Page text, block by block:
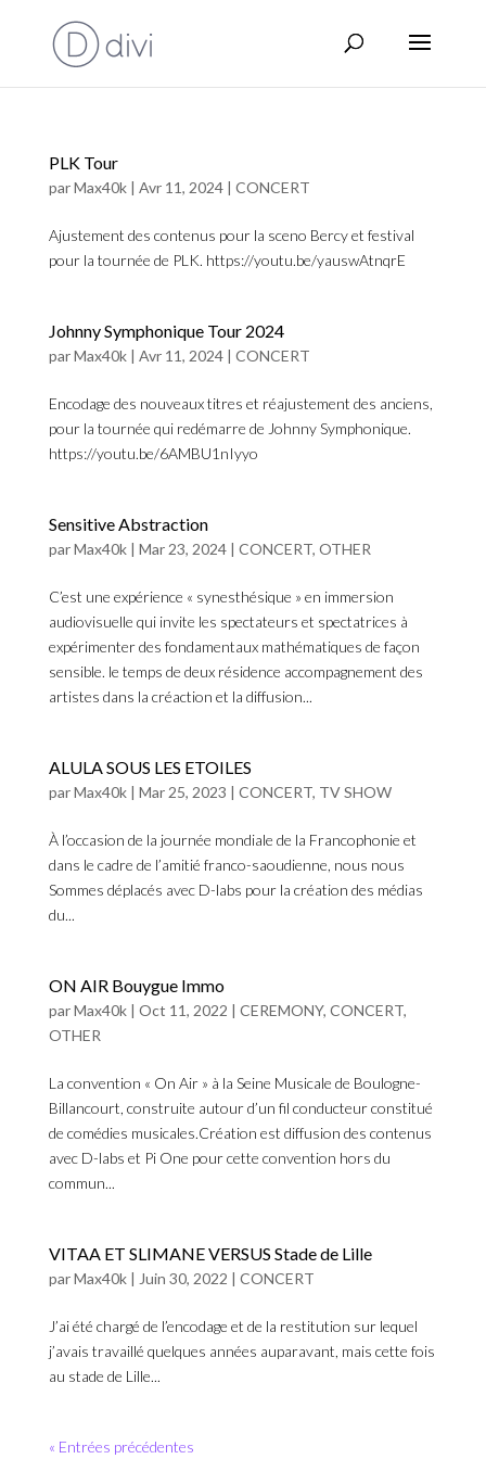
PLK Tour
parMax40k| Avr 11, 2024| CONCERT
Ajustement des contenus pour la sceno Bercy et festival
pour la tournée de PLK. https://youtu.be/yauswAtnqrE
Johnny Symphonique Tour 2024
parMax40k| Avr 11, 2024| CONCERT
Encodage des nouveaux titres et réajustement des anciens,
pour la tournée qui redémarre de Johnny Symphonique.
https://youtu.be/6AMBU1nIyyo
Sensitive Abstraction
parMax40k| Mar 23, 2024| CONCERT, OTHER
C’est une expérience « synesthésique » en immersion
audiovisuelle qui invite les spectateurs et spectatrices à
expérimenter des fondamentaux mathématiques de façon
sensible. le temps de deux résidence accompagnement des
artistes dans la créaction et la diffusion...
ALULA SOUS LES ETOILES
parMax40k| Mar 25, 2023 | CONCERT, TV SHOW
À l’occasion de la journée mondiale de la Francophonie et
dans le cadre de l’amitié franco-saoudienne, nous nous
Sommes déplacés avec D-labs pour la création des médias
du...
ON AIR Bouygue Immo
parMax40k| Oct 11, 2022 | CEREMONY, CONCERT,
OTHER
La convention « On Air » à la Seine Musicale de Boulogne-
Billancourt, construite autour d’un fil conducteur constitué
de comédies musicales.Création est diffusion des contenus
avec D-labs et Pi One pour cette convention hors du
commun...
VITAA ET SLIMANE VERSUS Stade de Lille
parMax40k| Juin 30, 2022 | CONCERT
J’ai été chargé de l’encodage et de la restitution sur lequel
j’avais travaillé quelques années auparavant, mais cette fois
au stade de Lille...
« Entrées précédentes